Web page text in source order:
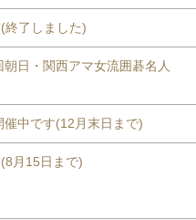
終了しました)
日・関西アマ女流囲碁名人
中です(12月末日まで)
月15日まで)